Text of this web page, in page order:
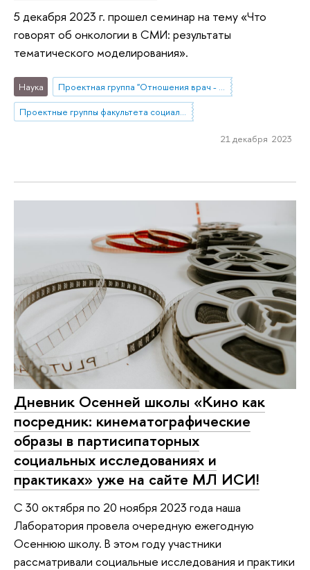
5 декабря 2023 г. прошел семинар на тему «Что
говорят об онкологии в СМИ: результаты
тематического моделирования».
Наука
Проектная группа "Отношения врач - медицинская сестра - пациент: между профессиональной властью и полномочиями потребителей медицинских услуг"
Проектные группы факультета социальных наук
21 декабря 2023
Дневник Осенней школы «Кино как
посредник: кинематографические
образы в партисипаторных
социальных исследованиях и
практиках» уже на сайте МЛ ИСИ!
С 30 октября по 20 ноября 2023 года наша
Лаборатория провела очередную ежегодную
Осеннюю школу. В этом году участники
рассматривали социальные исследования и практики